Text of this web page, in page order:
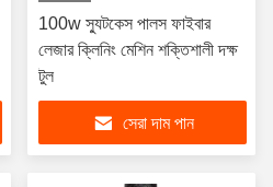
100w স্যুটকেস পালস ফাইবার
লেজার ক্লিনিং মেশিন শক্তিশালী দক্ষ
টুল
সেরা দাম পান